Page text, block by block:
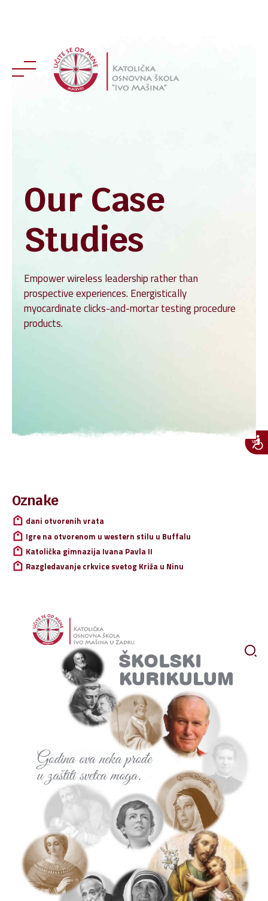
content
Our Case
Studies
Empower wireless leadership rather than
prospective experiences. Energistically
myocardinate clicks-and-mortar testing procedure
products.
Pretraži:
Oznake
dani otvorenih vrata
Igre na otvorenom u western stilu u Buffalu
Katolička gimnazija Ivana Pavla II
Razgledavanje crkvice svetog Križa u Ninu